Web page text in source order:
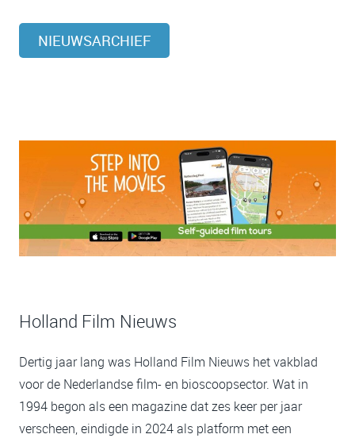
NIEUWSARCHIEF
Holland Film Nieuws
Dertig jaar lang was Holland Film Nieuws het vakblad
voor de Nederlandse film- en bioscoopsector. Wat in
1994 begon als een magazine dat zes keer per jaar
verscheen, eindigde in 2024 als platform met een